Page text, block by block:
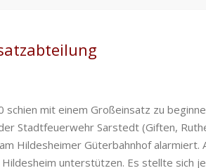
schien mit einem Großeinsatz zu
Stadtfeuerwehr Sarstedt (Giften,
Hildesheimer Güterbahnhof alarmiert.
unterstützen. Es stellte sich